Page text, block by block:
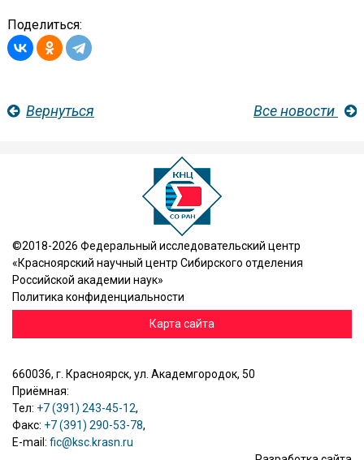
Поделиться:
Вернуться Все новости
©2018-2026 Федеральный исследовательский центр
«Красноярский научный центр Сибирского отделения
Российской академии наук»
Политика конфиденциальности
Карта сайта
660036, г. Красноярск, ул. Академгородок, 50
Приёмная:
Тел: +7 (391) 243-45-12,
Факс: +7 (391) 290-53-78,
E-mail: fic@ksc.krasn.ru